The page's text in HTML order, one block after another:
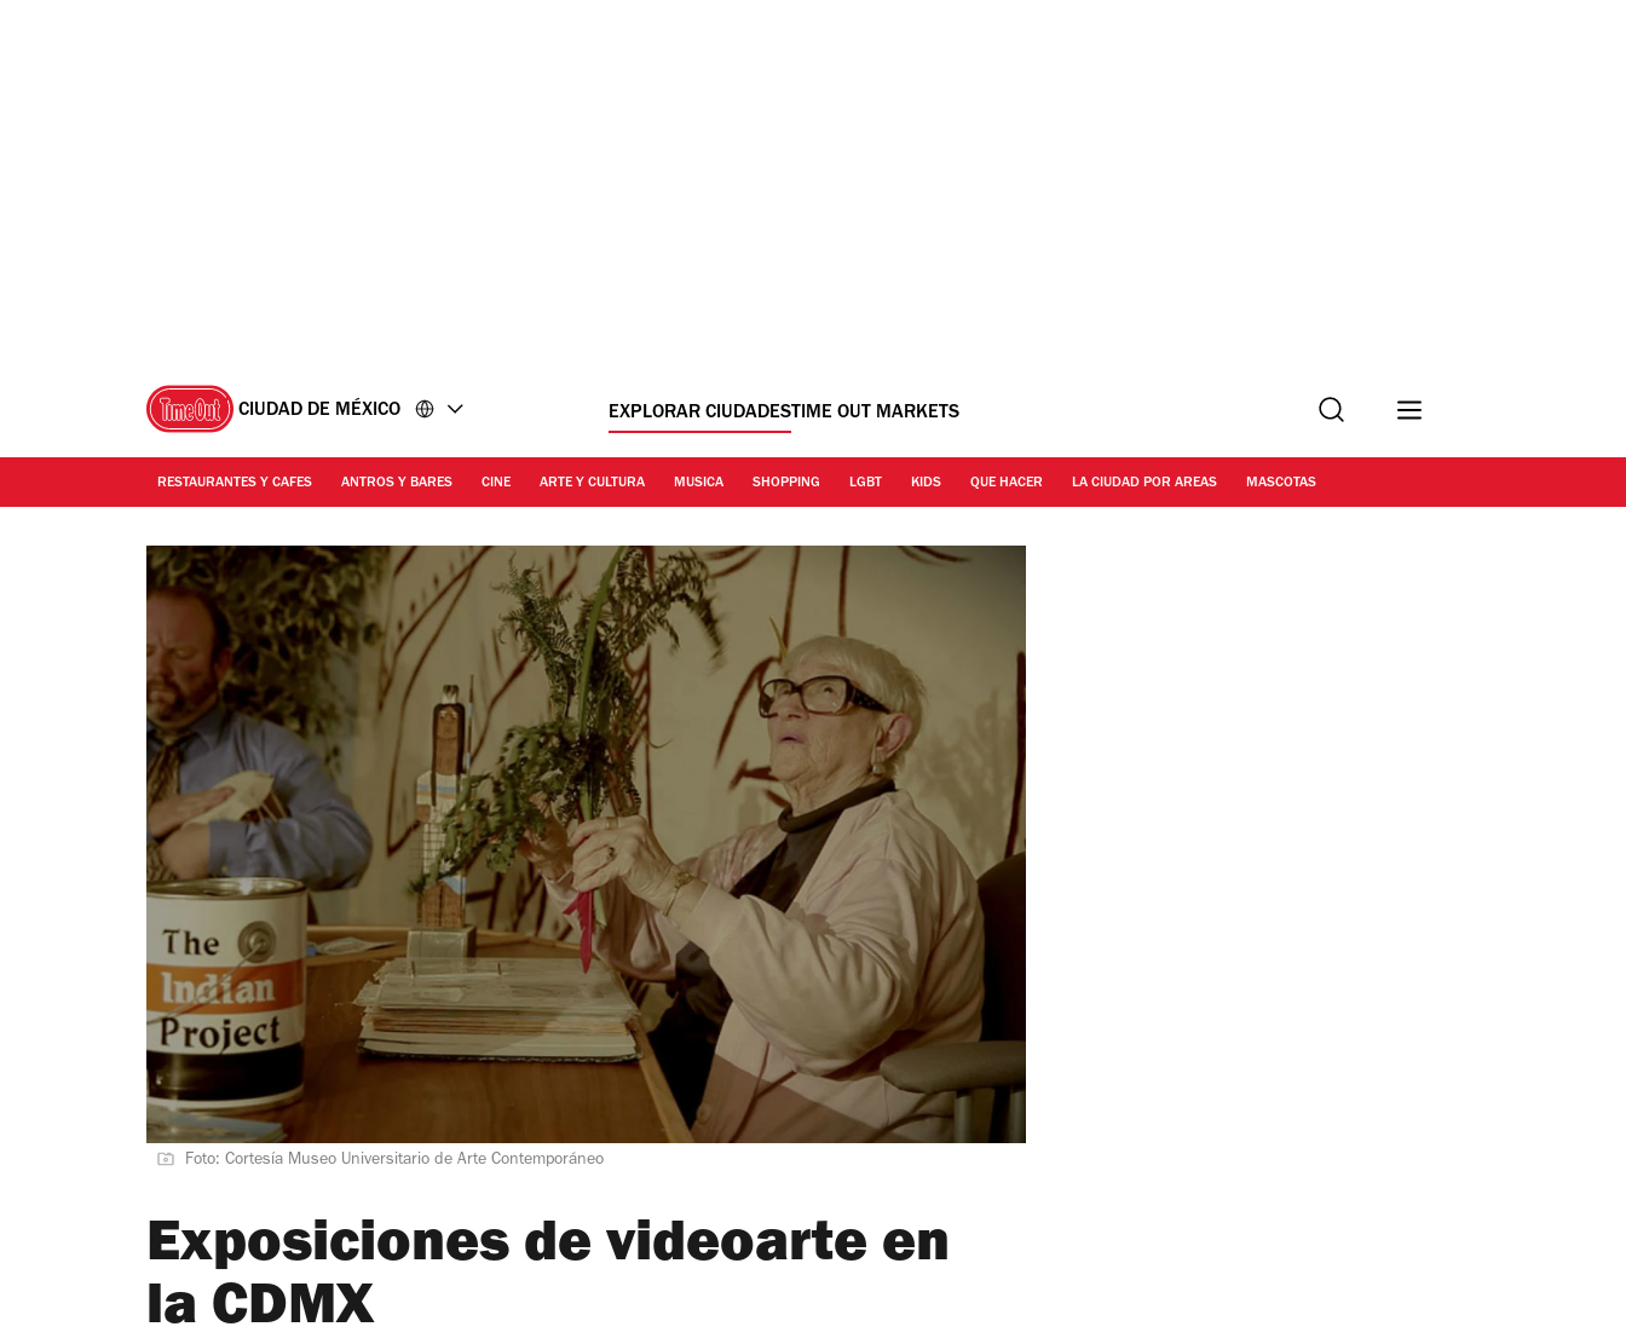
CIUDAD DE MÉXICO EXPLORAR CIUDADESTIME OUT MARKETS Buscar
RESTAURANTES Y CAFES ANTROS Y BARES CINE ARTE Y CULTURA MUSICA SHOPPING LGBT KIDS QUE HACER LA CIUDAD POR AREAS MASCOTAS
Foto: Cortesía Museo Universitario de Arte Contemporáneo
Exposiciones de videoarte en
la CDMX